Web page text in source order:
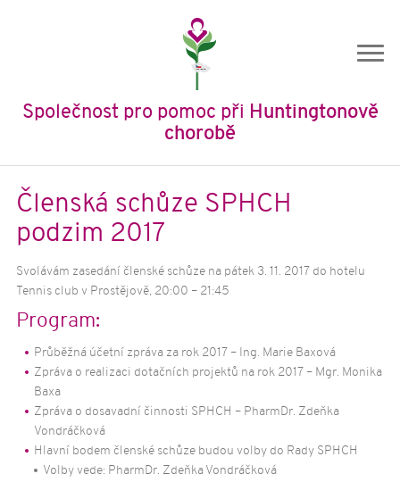
Členská schůze SPHCH
podzim 2017
Svolávám zasedání členské schůze na pátek 3. 11. 2017 do hotelu
Tennis club v Prostějově, 20:00 – 21:45
Program:
Průběžná účetní zpráva za rok 2017 – Ing. Marie Baxová
Zpráva o realizaci dotačních projektů na rok 2017 – Mgr. Monika
Baxa
Zpráva o dosavadní činnosti SPHCH – PharmDr. Zdeňka
Vondráčková
Hlavní bodem členské schůze budou volby do Rady SPHCH
Volby vede: PharmDr. Zdeňka Vondráčková
Společnost pro pomoc při Huntingtonově
chorobě
Úvod
O nás
Stanovy
Výroční zprávy
O nemoci
Příčiny a vznik HCH